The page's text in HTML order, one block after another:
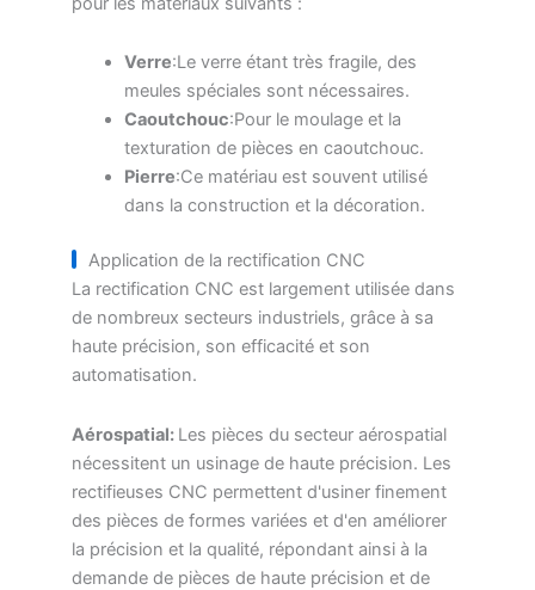
Verre:Le verre étant très fragile, des
meules spéciales sont nécessaires.
Caoutchouc:Pour le moulage et la
texturation de pièces en caoutchouc.
Pierre:Ce matériau est souvent utilisé
dans la construction et la décoration.
Application de la rectification CNC
La rectification CNC est largement utilisée dans
de nombreux secteurs industriels, grâce à sa
haute précision, son efficacité et son
automatisation.
Aérospatial: Les pièces du secteur aérospatial
nécessitent un usinage de haute précision. Les
rectifieuses CNC permettent d'usiner finement
des pièces de formes variées et d'en améliorer
la précision et la qualité, répondant ainsi à la
demande de pièces de haute précision et de